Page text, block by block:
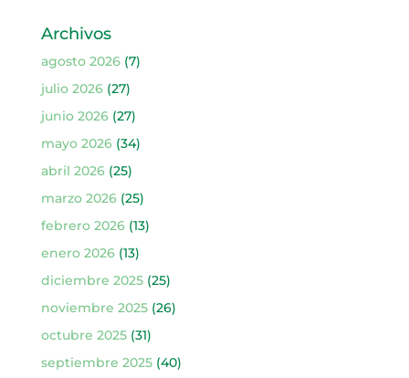
Archivos
agosto 2026(7)
julio 2026(27)
junio 2026(27)
mayo 2026(34)
abril 2026(25)
marzo 2026(25)
febrero 2026(13)
enero 2026(13)
diciembre 2025(25)
noviembre 2025(26)
octubre 2025(31)
septiembre 2025(40)